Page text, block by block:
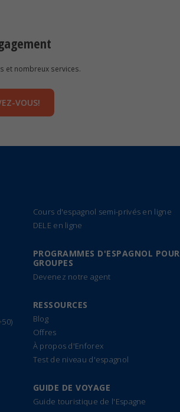
et nombreux services.
VOUS!
Cours d'espagnol semi-privés en ligne
DELE en ligne
PROGRAMMES D'ESPAGNOL POUR
GROUPES
Devenez notre agent
RESSOURCES
Blog
Offres
À propos d'Enforex
Test de niveau d'espagnol
GUIDE DE VOYAGE
Guide touristique de l'Espagne